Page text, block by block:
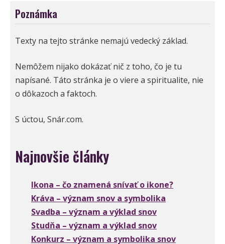
Poznámka
Texty na tejto stránke nemajú vedecký základ.
Nemôžem nijako dokázať nič z toho, čo je tu
napísané. Táto stránka je o viere a spiritualite, nie
o dôkazoch a faktoch.
S úctou, Snár.com.
Najnovšie články
Ikona – čo znamená snívať o ikone?
Kráva – význam snov a symbolika
Svadba – význam a výklad snov
Studňa – význam a výklad snov
Konkurz – význam a symbolika snov